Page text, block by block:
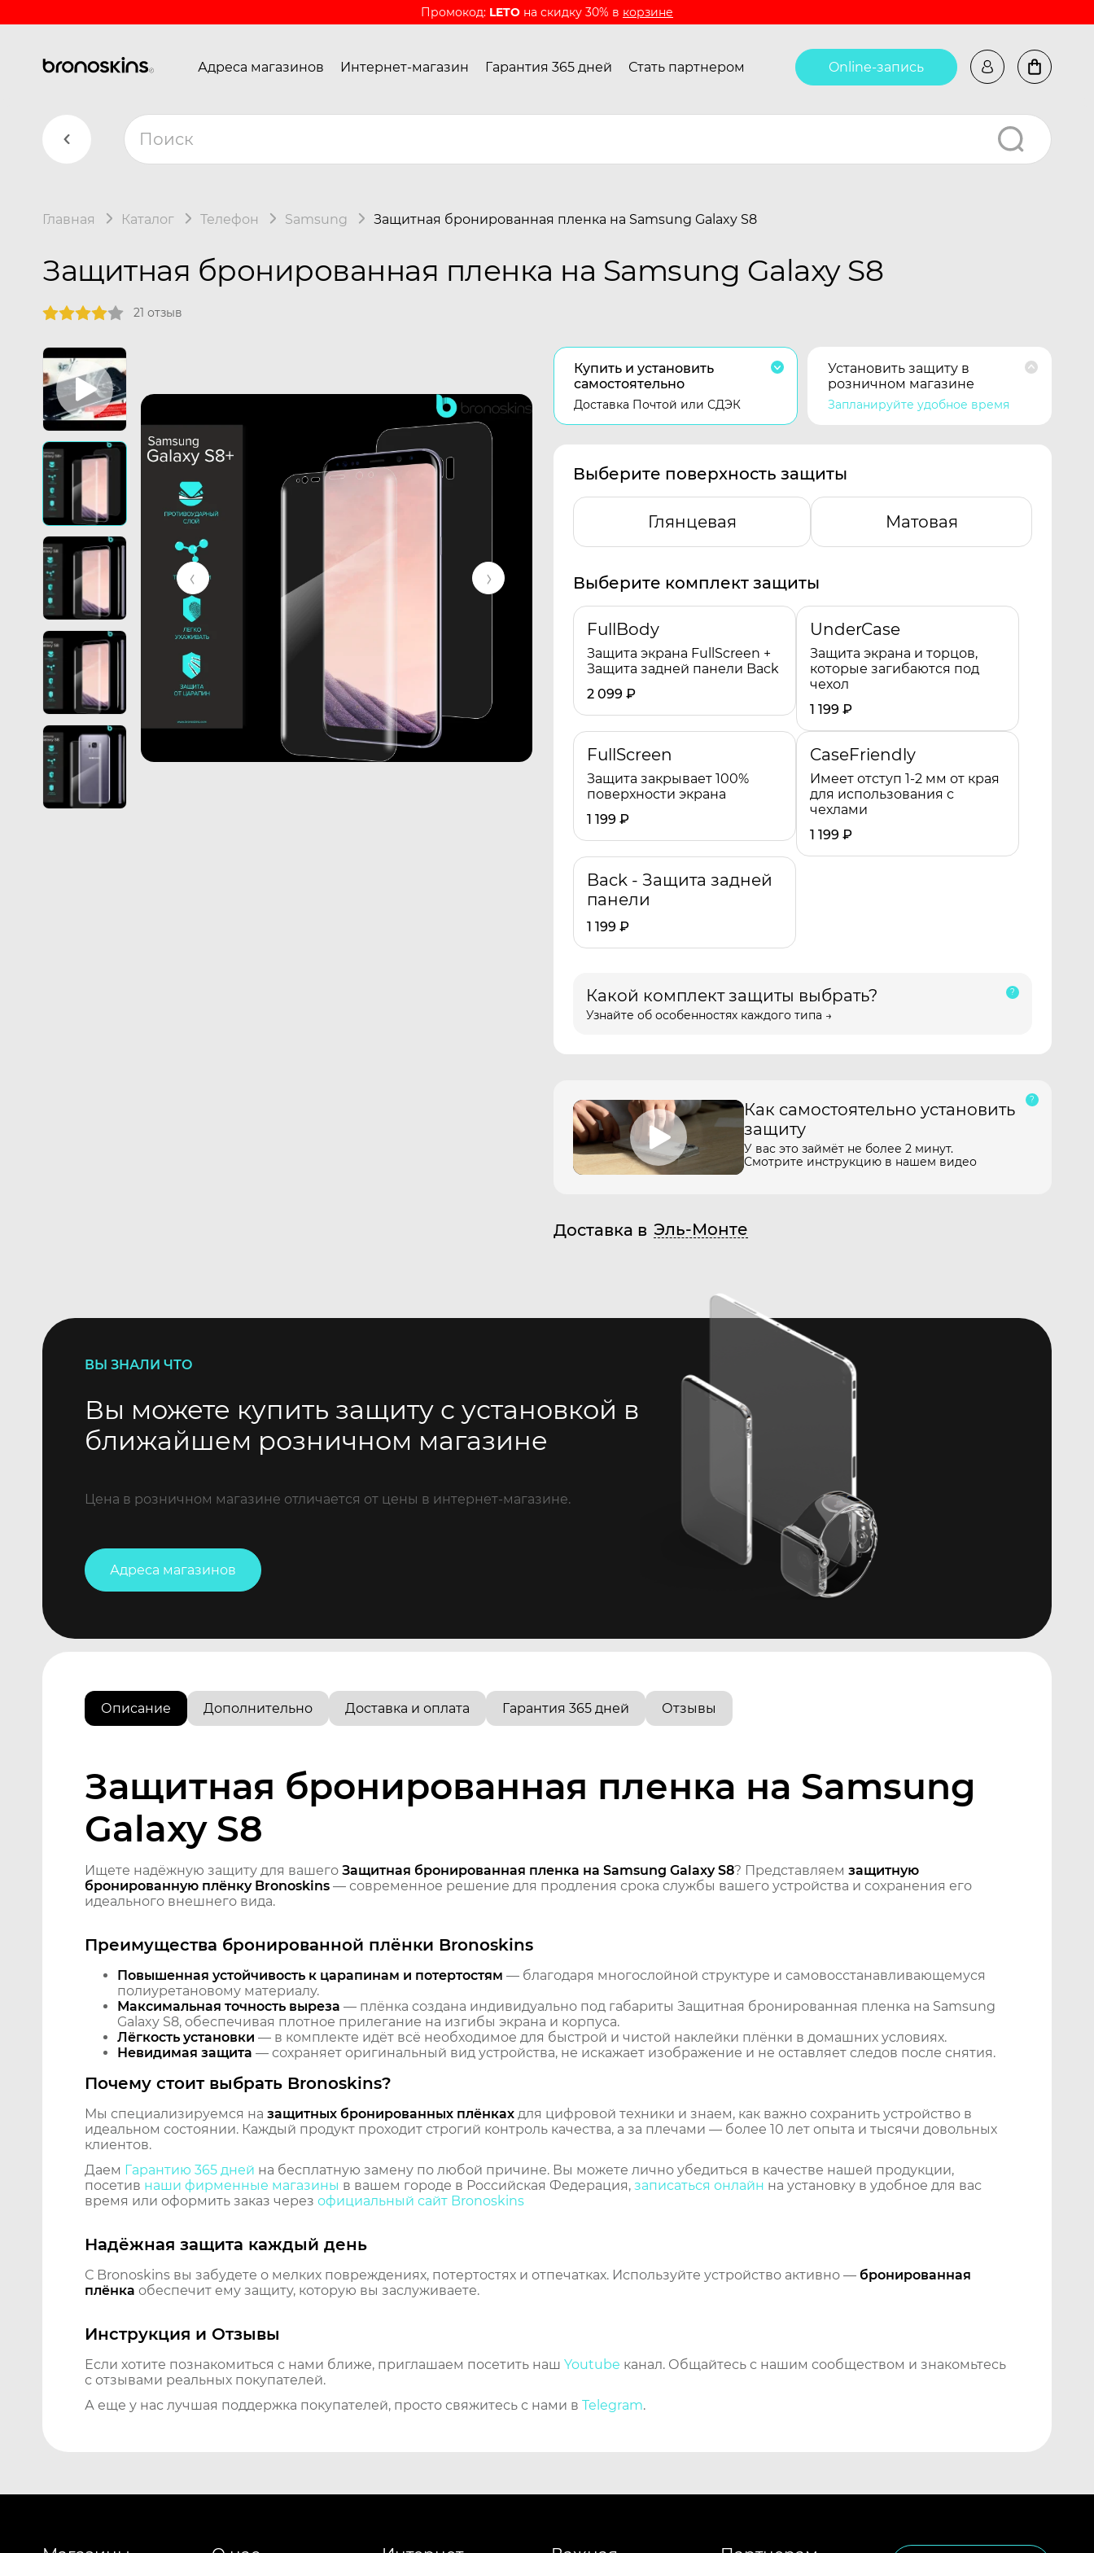
Промокод: LETO на скидку 30% в корзине
Адреса магазинов Интернет-магазин Гарантия 365 дней Стать партнером Online-запись
Главная Каталог Телефон Samsung Защитная бронированная пленка на Samsung Galaxy S8
Защитная бронированная пленка на Samsung Galaxy S8
21 отзыв
Купить и установить
самостоятельно
Доставка Почтой или СДЭК
Установить защиту в
розничном магазине
Запланируйте удобное время
Выберите поверхность защиты
Глянцевая Матовая
Выберите комплект защиты
FullBody
Защита экрана FullScreen +
Защита задней панели Back
2 099 ₽
UnderCase
Защита экрана и торцов,
которые загибаются под
чехол
1 199 ₽
FullScreen
Защита закрывает 100%
поверхности экрана
1 199 ₽
CaseFriendly
Имеет отступ 1-2 мм от края
для использования с
чехлами
1 199 ₽
Back - Защита задней
панели
1 199 ₽
Какой комплект защиты выбрать?
Узнайте об особенностях каждого типа →
Как самостоятельно установить
защиту
У вас это займёт не более 2 минут.
Смотрите инструкцию в нашем видео
Доставка в Эль-Монте
ВЫ ЗНАЛИ ЧТО
Вы можете купить защиту с установкой в
ближайшем розничном магазине
Цена в розничном магазине отличается от цены в интернет-магазине.
Адреса магазинов
Описание Дополнительно Доставка и оплата Гарантия 365 дней Отзывы
Защитная бронированная пленка на Samsung
Galaxy S8
Ищете надёжную защиту для вашего Защитная бронированная пленка на Samsung Galaxy S8? Представляем защитную
бронированную плёнку Bronoskins — современное решение для продления срока службы вашего устройства и сохранения его
идеального внешнего вида.
Преимущества бронированной плёнки Bronoskins
Повышенная устойчивость к царапинам и потертостям — благодаря многослойной структуре и самовосстанавливающемуся
полиуретановому материалу.
Максимальная точность выреза — плёнка создана индивидуально под габариты Защитная бронированная пленка на Samsung
Galaxy S8, обеспечивая плотное прилегание на изгибы экрана и корпуса.
Лёгкость установки — в комплекте идёт всё необходимое для быстрой и чистой наклейки плёнки в домашних условиях.
Невидимая защита — сохраняет оригинальный вид устройства, не искажает изображение и не оставляет следов после снятия.
Почему стоит выбрать Bronoskins?
Мы специализируемся на защитных бронированных плёнках для цифровой техники и знаем, как важно сохранить устройство в
идеальном состоянии. Каждый продукт проходит строгий контроль качества, а за плечами — более 10 лет опыта и тысячи довольных
клиентов.
Даем Гарантию 365 дней на бесплатную замену по любой причине. Вы можете лично убедиться в качестве нашей продукции,
посетив наши фирменные магазины в вашем городе в Российская Федерация, записаться онлайн на установку в удобное для вас
время или оформить заказ через официальный сайт Bronoskins
Надёжная защита каждый день
С Bronoskins вы забудете о мелких повреждениях, потертостях и отпечатках. Используйте устройство активно — бронированная
плёнка обеспечит ему защиту, которую вы заслуживаете.
Инструкция и Отзывы
Если хотите познакомиться с нами ближе, приглашаем посетить наш Youtube канал. Общайтесь с нашим сообществом и знакомьтесь
с отзывами реальных покупателей.
А еще у нас лучшая поддержка покупателей, просто свяжитесь с нами в Telegram.